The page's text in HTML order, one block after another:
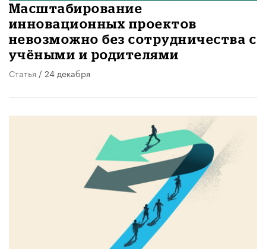
Масштабирование
инновационных проектов
невозможно без сотрудничества с
учёными и родителями
Статья / 24 декабря